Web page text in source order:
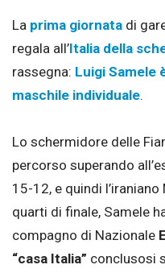
La prima giornata di
regala all’Italia della
rassegna: Luigi Samele
maschile individuale.
Lo schermidore delle
percorso superando
15-12, e quindi
quarti di finale, Samele
compagno di Nazionale
“casa Italia” conclusosi